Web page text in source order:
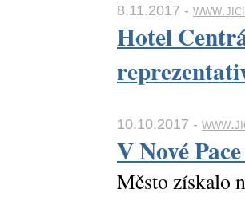
8.11.2017 -
Hotel
10.10.2017 -
V Nové
Město získalo